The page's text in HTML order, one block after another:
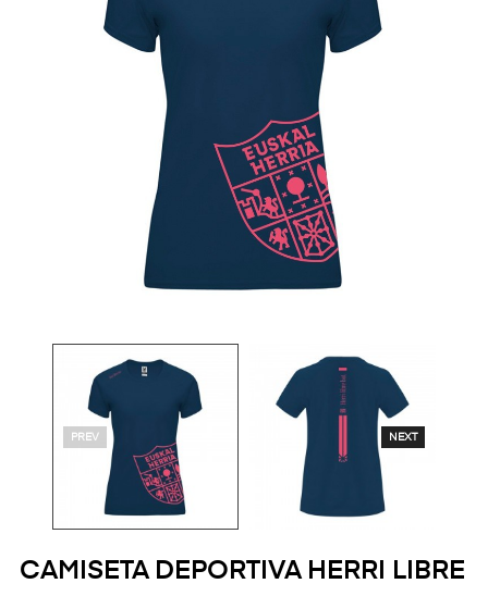
PREV NEXT
CAMISETA DEPORTIVA HERRI LIBRE